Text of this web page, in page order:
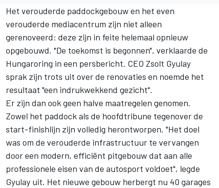
Het verouderde paddockgebouw en het even
verouderde mediacentrum zijn niet alleen
gerenoveerd: deze zijn in feite helemaal opnieuw
opgebouwd. "De toekomst is begonnen", verklaarde de
Hungaroring in een persbericht. CEO Zsolt Gyulay
sprak zijn trots uit over de renovaties en noemde het
resultaat "een indrukwekkend gezicht".
Er zijn dan ook geen halve maatregelen genomen.
Zowel het paddock als de hoofdtribune tegenover de
start-finishlijn zijn volledig herontworpen. "Het doel
was om de verouderde infrastructuur te vervangen
door een modern, efficiënt pitgebouw dat aan alle
professionele eisen van de autosport voldoet", legde
Gyulay uit. Het nieuwe gebouw herbergt nu 40 garages